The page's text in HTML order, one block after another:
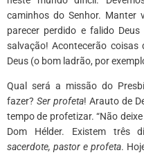
caminhos do Senhor.
parecer perdido e falido
salvação! Acontecerão coisas
Deus (o bom ladrão, por
Qual será a missão do
fazer?Ser profeta! Arauto de
tempo de profetizar. “Não
Dom Hélder. Existem três
sacerdote, pastor e profeta.